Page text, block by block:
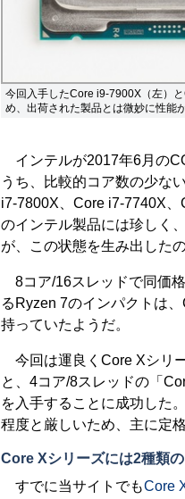
今回入手したCore i9-7900X（左）
め、出荷された製品とは微妙に性能
インテルが2017年6月の
うち、比較的コア数の少な
i7-7800X、Core i7-7740X
のインテル製品には珍しく
が、この状態を生み出した
8コア/16スレッドで同価
るRyzen 7のインパクトは
持っていたようだ。
今回は運良くCore Xシリ
と、4コア/8スレッドの「
を入手することに成功した
程度と厳しいため、主に定
Core Xシリーズには2種類
すでに当サイトでもCore